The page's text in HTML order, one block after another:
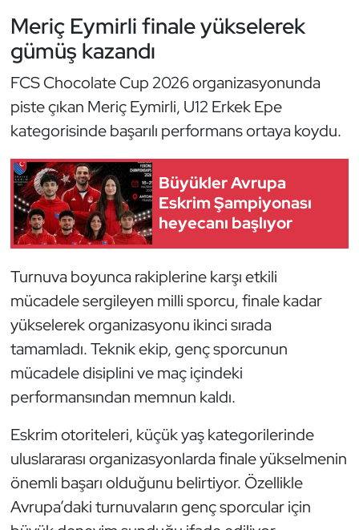
Meriç Eymirli finale yükselerek
gümüş kazandı
FCS Chocolate Cup 2026 organizasyonunda
piste çıkan Meriç Eymirli, U12 Erkek Epe
kategorisinde başarılı performans ortaya koydu.
Büyükler Avrupa
Eskrim Şampiyonası
heyecanı başlıyor
Turnuva boyunca rakiplerine karşı etkili
mücadele sergileyen milli sporcu, finale kadar
yükselerek organizasyonu ikinci sırada
tamamladı. Teknik ekip, genç sporcunun
mücadele disiplini ve maç içindeki
performansından memnun kaldı.
Eskrim otoriteleri, küçük yaş kategorilerinde
uluslararası organizasyonlarda finale yükselmenin
önemli başarı olduğunu belirtiyor. Özellikle
Avrupa’daki turnuvaların genç sporcular için
Genel
Golf
Güreş
Halter
Hava Sporları
Hentbol
İşitme Engelli Sporcular
Judo ve Kuraş
Kano ve Rafting
Karate
Kayak
Kempo
Kick Boks